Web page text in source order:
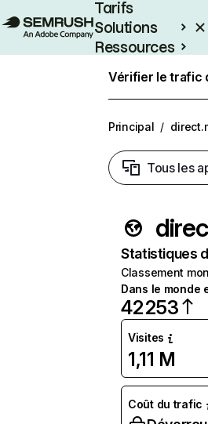
Tarifs
Solutions
Ressources
Vérifier le trafic
Principal /
Tous les
Statistiques
Classement
Dans le monde
42 253
Visites
1,11 M
Coût du trafic